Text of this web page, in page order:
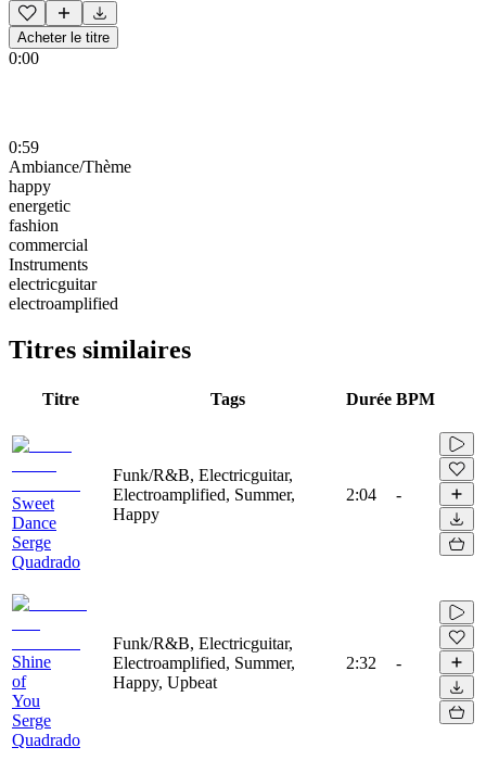
Acheter le titre
0:00
0:59
Ambiance/Thème
happy
energetic
fashion
commercial
Instruments
electricguitar
electroamplified
Titres similaires
Titre Tags Durée BPM
Sweet
Dance
Serge
Quadrado
Funk/R&B, Electricguitar,
Electroamplified, Summer,
Happy
2:04 -
Shine
of
You
Serge
Quadrado
Funk/R&B, Electricguitar,
Electroamplified, Summer,
Happy, Upbeat
2:32 -